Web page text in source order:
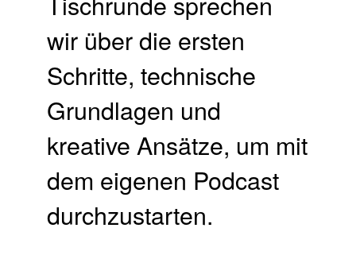
wir über die ersten
Schritte, technische
Grundlagen und
kreative Ansätze, um mit
dem eigenen Podcast
durchzustarten.